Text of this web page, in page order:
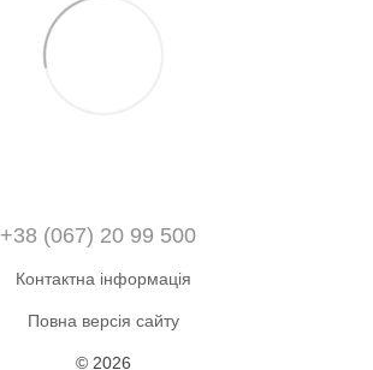
+38 (067) 20 99 500
Контактна інформація
Повна версія сайту
© 2026